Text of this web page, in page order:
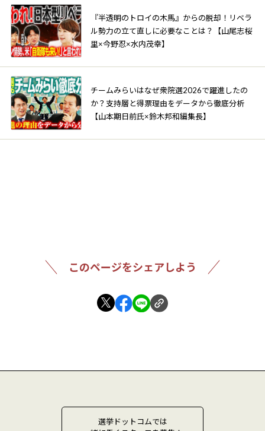
『半透明のトロイの木馬』からの脱却！リベラ
ル勢力の立て直しに必要なことは？【山尾志桜
里×今野忍×水内茂幸】
チームみらいはなぜ衆院選2026で躍進したの
か？支持層と得票理由をデータから徹底分析
【山本期日前氏×鈴木邦和編集長】
このページをシェアしよう
選挙ドットコムでは